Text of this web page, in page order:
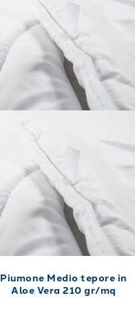
Piumone Medio tepore in
Aloe Vera 210 gr/mq